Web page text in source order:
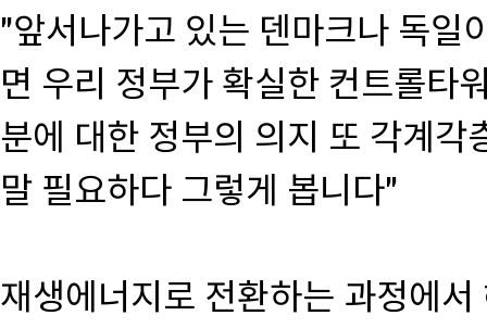
"앞서나가고 있는 덴마크나 독일
면 우리 정부가 확실한 컨트롤타
분에 대한 정부의 의지 또 각계각
말 필요하다 그렇게 봅니다"
재생에너지로 전환하는 과정에